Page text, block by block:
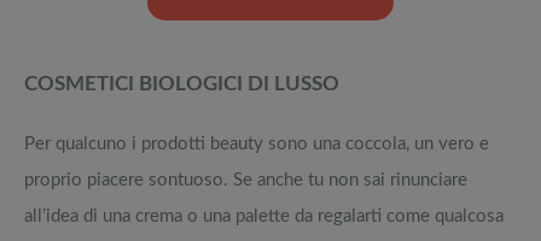
COSMETICI BIOLOGICI DI LUSSO
Per qualcuno i prodotti beauty sono una coccola, un vero e
proprio piacere sontuoso. Se anche tu non sai rinunciare
all’idea di una crema o una palette da regalarti come qualcosa